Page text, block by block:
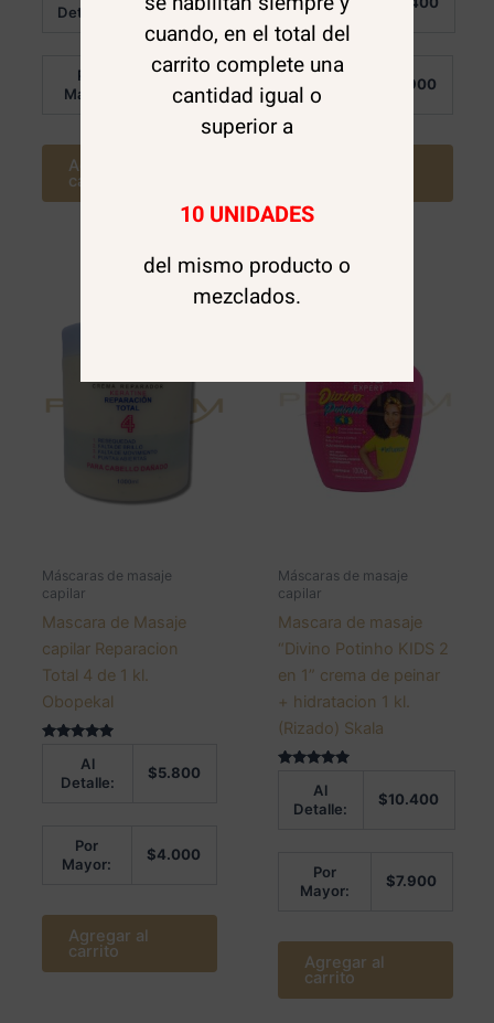
de 5Detalle:
Por
Mayor:
Agregar al
carrito
0
5
Detalle:
Por
Mayor:
7.900
Máscaras de masaje
capilar
Mascara de Masaje
capilar Reparacion
Total 4 de 1 kl.
Obopekal
de 5
Al
Detalle:
$5.800
Por
Mayor:
$4.000
Agregar al
carrito
Máscaras de masaje
capilar
Mascara de masaje
“Divino Potinho KIDS 2
en 1” crema de peinar
+ hidratacion 1 kl.
(Rizado) Skala
de 5
Al
Detalle:
$10.400
Por
Mayor:
$7.900
Agregar al
carrito
cuando, en el total del
carrito complete una
cantidad igual o
superior a
10 UNIDADES
del mismo producto o
mezclados.